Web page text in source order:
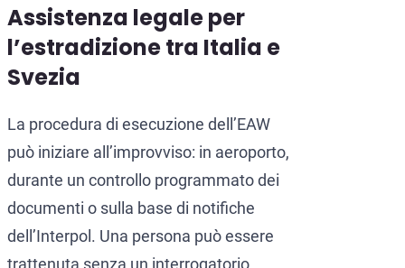
Assistenza legale per
l’estradizione tra Italia e
Svezia
La procedura di esecuzione dell’EAW
può iniziare all’improvviso: in aeroporto,
durante un controllo programmato dei
documenti o sulla base di notifiche
dell’Interpol. Una persona può essere
trattenuta senza un interrogatorio